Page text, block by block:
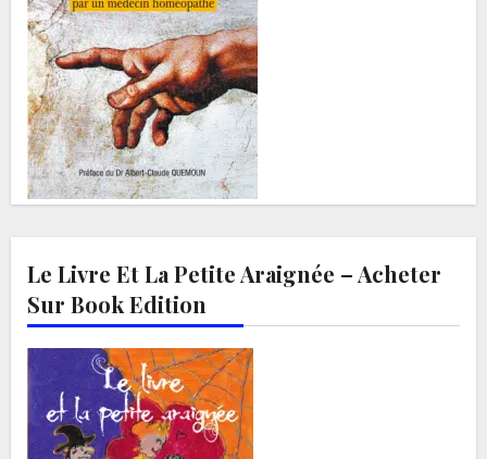
Le Livre Et La Petite Araignée – Acheter
Sur Book Edition